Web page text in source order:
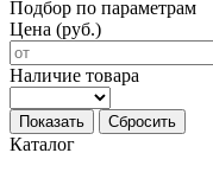
Подбор по параметрам
Цена (руб.)
Наличие товара
Показать Сбросить
Каталог